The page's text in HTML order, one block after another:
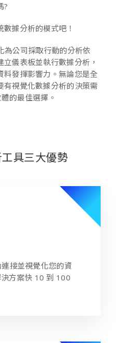
?
據分析的模式吧！
為公司採取行動的分析依
儀表板並執行數據分析，
發揮影響力。無論您是全
有視覺化數據分析的決策需
的最佳選擇。
具三大優勢
接並視覺化您的資
方案快 10 到 100